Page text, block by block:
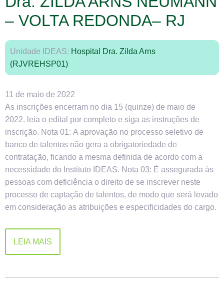
– VOLTA REDONDA– RJ
Unidade IDEAS: Hospital Dra. Zilda Arns
(RJVREHSP01)
11 de maio de 2022
As inscrições encerram no dia 15 (quinze) de maio de
2022. leia o edital por completo e siga as instruções de
inscrição. Nota 01: A aprovação no processo seletivo de
banco de talentos não gera a obrigatoriedade de
contratação, ficando a mesma definida de acordo com a
necessidade do Instituto IDEAS. Nota 03: É assegurada às
pessoas com deficiência o direito de se inscrever neste
processo de captação de talentos, de modo que será levado
em consideração as atribuições e especificidades do cargo.
LEIA MAIS